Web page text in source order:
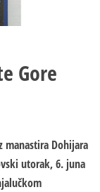
Gore
manastira Dohijara
utorak, 6. juna